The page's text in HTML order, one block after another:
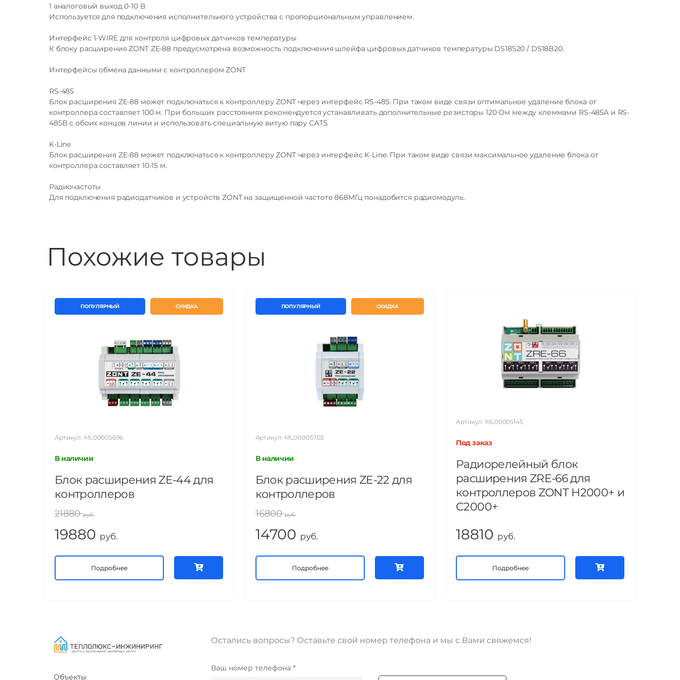
1 аналоговый выход 0-10 В
Используется для подключения исполнительного устройства с пропорциональным управлением.
Интерфейс 1-WIRE для контроля цифровых датчиков температуры
К блоку расширения ZONT ZE-88 предусмотрена возможность подключения шлейфа цифровых датчиков температуры DS18S20 / DS18B20.
Интерфейсы обмена данными с контроллером ZONT
RS-485
Блок расширения ZE-88 может подключаться к контроллеру ZONT через интерфейс RS-485. При таком виде связи оптимальное удаление блока от
контроллера составляет 100 м. При больших расстояниях рекомендуется устанавливать дополнительные резисторы 120 Ом между клеммами RS-485A и RS-
485B с обоих концов линии и использовать специальную витую пару CAT5.
K-Line
Блок расширения ZE-88 может подключаться к контроллеру ZONT через интерфейс K-Line. При таком виде связи максимальное удаление блока от
контроллера составляет 10-15 м.
Радиочастоты
Для подключения радиодатчиков и устройств ZONT на защищенной частоте 868МГц понадобится радиомодуль.
дискретность измерения 12 бит;
погрешность не более 2%;
подтяжка к цепи плюс 3,3 В через резистор 100 КОм.
Характеристики Выхода ОК:
суммарный ток выходов не должен превышать 350 мА;
Входы NTC 4 шт. подключение датчиков NTC-10
температуры
температур
Габаритные размеры, мм 180 х 90 х 60
Корпус, крепление Пластиковый, на DIN рейку
Похожие товары
ПОПУЛЯРНЫЙ СКИДКА
Артикул: ML00005696
В наличии
Блок расширения ZE-44 для
контроллеров
21880руб.
19880 руб.
Подробнее
ПОПУЛЯРНЫЙ СКИДКА
Артикул: ML00005703
В наличии
Блок расширения ZE-22 для
контроллеров
16800руб.
14700 руб.
Подробнее
Артикул: ML00005145
Под заказ
Радиорелейный блок
расширения ZRE-66 для
контроллеров ZONT H2000+ и
C2000+
18810 руб.
Подробнее
Объекты
Остались вопросы? Оставьте свой номер телефона и мы с Вами свяжемся!
Ваш номер телефона *